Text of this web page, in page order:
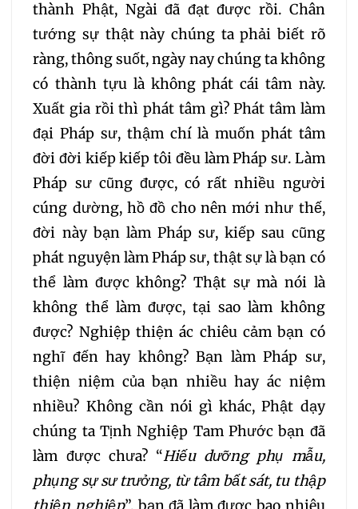
thành Phật, Ngài đã đạt được rồi. Chân
tướng sự thật này chúng ta phải biết rõ
ràng, thông suốt, ngày nay chúng ta không
có thành tựu là không phát cái tâm này.
Xuất gia rồi thì phát tâm gì? Phát tâm làm
đại Pháp sư, thậm chí là muốn phát tâm
đời đời kiếp kiếp tôi đều làm Pháp sư. Làm
Pháp sư cũng được, có rất nhiều người
cúng dường, hồ đồ cho nên mới như thế,
đời này bạn làm Pháp sư, kiếp sau cũng
phát nguyện làm Pháp sư, thật sự là bạn có
thể làm được không? Thật sự mà nói là
không thể làm được, tại sao làm không
được? Nghiệp thiện ác chiêu cảm bạn có
nghĩ đến hay không? Bạn làm Pháp sư,
thiện niệm của bạn nhiều hay ác niệm
nhiều? Không cần nói gì khác, Phật dạy
chúng ta Tịnh Nghiệp Tam Phước bạn đã
làm được chưa? “Hiếu dưỡng phụ mẫu,
phụng sự sư trưởng, từ tâm bất sát, tu thập